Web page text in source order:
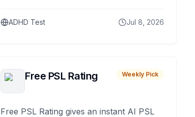
ADHD Test Jul 8, 2026
Free PSL Rating Weekly Pick
Free PSL Rating gives an instant AI PSL